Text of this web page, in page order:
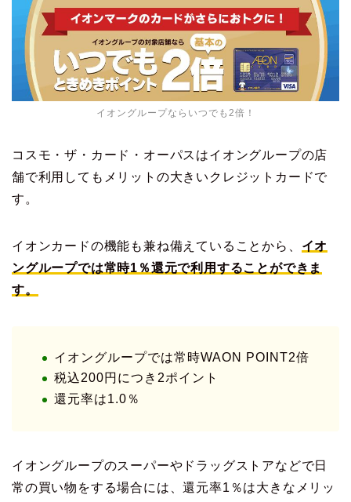
イオングループならいつでも2倍！
コスモ・ザ・カード・オーパスはイオングループの店
舗で利用してもメリットの大きいクレジットカードで
す。
イオンカードの機能も兼ね備えていることから、 イオ
ングループでは常時1％還元で利用することができま
す。
イオングループでは常時WAON POINT2倍
税込200円につき2ポイント
還元率は1.0％
イオングループのスーパーやドラッグストアなどで日
常の買い物をする場合には、還元率1％は大きなメリッ